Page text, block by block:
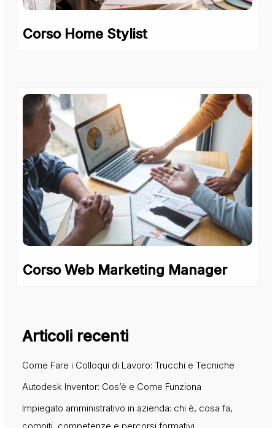
Corso Home Stylist
Corso Web Marketing Manager
Articoli recenti
Come Fare i Colloqui di Lavoro: Trucchi e Tecniche
Autodesk Inventor: Cos’è e Come Funziona
Impiegato amministrativo in azienda: chi è, cosa fa,
compiti, competenze e percorsi formativi